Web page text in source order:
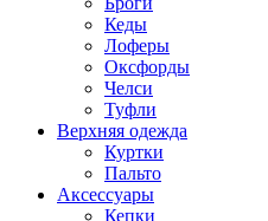
Кеды
Лоферы
Оксфорды
Челси
Туфли
Верхняя одежда
Куртки
Пальто
Аксессуары
Кепки